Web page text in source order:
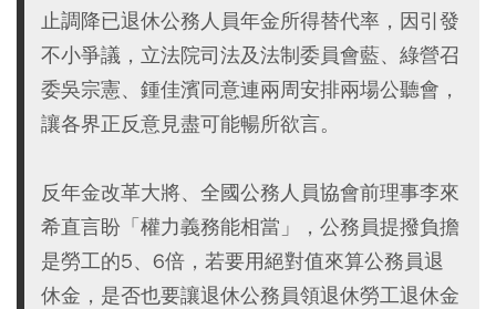
止調降已退休公務人員年金所得替代率，因引發
不小爭議，立法院司法及法制委員會藍、綠營召
委吳宗憲、鍾佳濱同意連兩周安排兩場公聽會，
讓各界正反意見盡可能暢所欲言。
反年金改革大將、全國公務人員協會前理事李來
希直言盼「權力義務能相當」，公務員提撥負擔
是勞工的5、6倍，若要用絕對值來算公務員退
休金，是否也要讓退休公務員領退休勞工退休金